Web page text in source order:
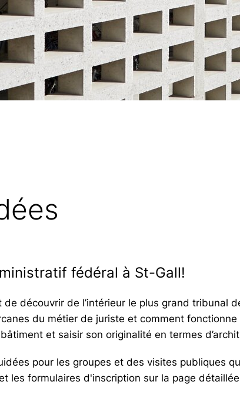
fédéral à St-Gall!
découvrir de l’intérieur le plus grand tribunal
du métier de juriste et comment fonctionne
et saisir son originalité en termes
pour les groupes et des visites publiques
les formulaires d'inscription sur la page